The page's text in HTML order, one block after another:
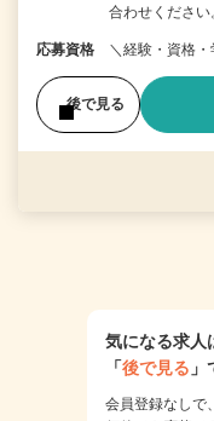
合わせくださ
応募資格 ＼経験・資格
後で見る
気になる求人
「後で見る 」
会員登録なしで、